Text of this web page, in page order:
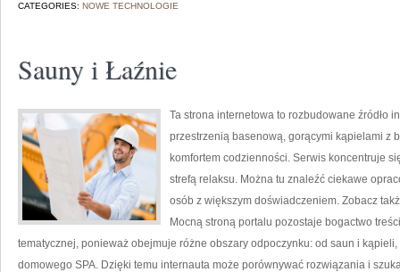
CATEGORIES: NOWE TECHNOLOGIE
Sauny i Łaźnie
Ta strona internetowa to rozbudowane źródło
przestrzenią basenową, gorącymi kąpielami z
komfortem codzienności. Serwis koncentruje
strefą relaksu. Można tu znaleźć ciekawe
osób z większym doświadczeniem. Zobacz
Mocną stroną portalu pozostaje bogactwo
tematycznej, ponieważ obejmuje różne obszary odpoczynku: od saun i
domowego SPA. Dzięki temu internauta może porównywać rozwiązania i